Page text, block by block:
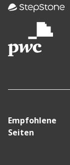
Empfohlene
Seiten